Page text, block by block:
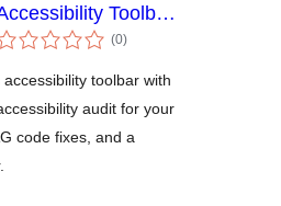
Toolbar
WCAG Tools
(0एकूण
मूल्यांकन
)
toolbar with
audit for your
code fixes, and a